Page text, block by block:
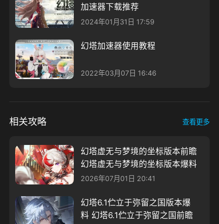
加速器下载推荐
2024年01月31日 17:59
幻塔加速器使用教程
2022年03月07日 16:46
相关攻略 查看更多
幻塔虚无与梦境的坐标版本前瞻
幻塔虚无与梦境的坐标版本爆料
2026年07月01日 20:41
幻塔6.1伫立于弥留之国版本爆
料 幻塔6.1伫立于弥留之国前瞻